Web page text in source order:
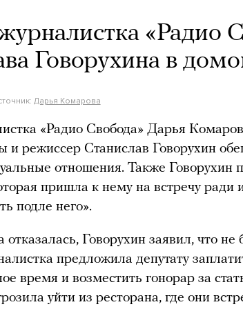
«Радио
Говорухина в
Дарья Комарова
«Радио Свобода» Дарья
и режиссер Станислав Говорухин
отношения. Также Говорухин
пришла к нему на встречу ради
подле него».
Говорухин заявил, что не
предложила депутату
время и возместить гонорар за
уйти из ресторана, где они